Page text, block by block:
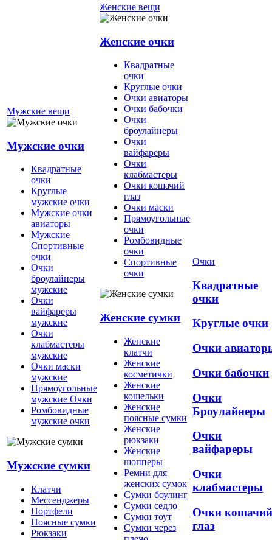
Мужские вещи
Мужские очки
Квадратные
очки
Круглые
мужские очки
Мужские очки
авиаторы
Мужские
Спортивные
очки
Очки
броулайнеры
мужские
Очки
вайфареры
мужские
Очки
клабмастеры
мужские
Очки маски
мужские
Прямоугольные
мужские Очки
Ромбовидные
мужские очки
Мужские сумки
Клатчи
Мессенджеры
Портфели
Поясные сумки
Рюкзаки
Женские вещи
Женские очки
Квадратные
очки
Круглые очки
Очки авиаторы
Очки бабочки
Очки
броулайнеры
Очки
вайфареры
Очки
клабмастеры
Очки кошачий
глаз
Очки маски
Прямоугольные
очки
Ромбовидные
очки
Спортивные
очки
Женские сумки
Женские
клатчи
Женские
косметички
Женские
кошельки
Женские
поясные сумки
Женские
рюкзаки
Женские
шопперы
Ремни для
женских сумок
Сумки боулинг
Сумки седло
Сумки тоут
Сумки через
Очки
Квадратные
очки
Круглые очки
Очки
Очки бабочки
Очки
Броулайнеры
Очки
вайфареры
Очки
клабмастеры
Очки кошачий
глаз